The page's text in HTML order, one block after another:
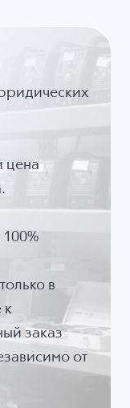
цена
100%
в
к
заказ
от